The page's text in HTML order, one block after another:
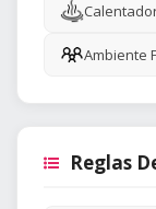
Ambiente
Reglas